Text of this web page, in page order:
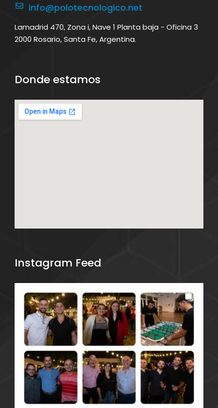
info@polotecnologico.net
Lamadrid 470, Zona i, Nave 1 Planta baja - Oficina 3
2000 Rosario, Santa Fe, Argentina.
Donde estamos
Instagram Feed